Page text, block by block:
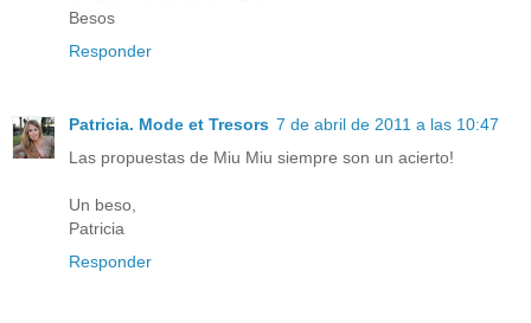
Besos
Responder
Patricia. Mode et Tresors 7 de abril de 2011 a las 10:47
Las propuestas de Miu Miu siempre son un acierto!
Un beso,
Patricia
Responder